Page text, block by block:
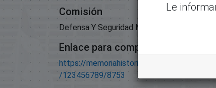
Comisión
Defensa Y Seguridad Nacional;
Enlace para compartir este artículo
https://memoriahistorica.senadord.gob.do/
/123456789/8753
Le